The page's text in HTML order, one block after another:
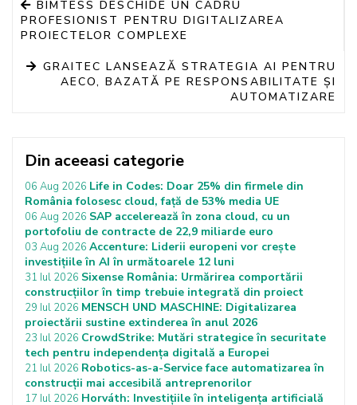
BIMTESS DESCHIDE UN CADRU
PROFESIONIST PENTRU DIGITALIZAREA
PROIECTELOR COMPLEXE
GRAITEC LANSEAZĂ STRATEGIA AI PENTRU
AECO, BAZATĂ PE RESPONSABILITATE ȘI
AUTOMATIZARE
Din aceeasi categorie
06 Aug 2026 Life in Codes: Doar 25% din firmele din
România folosesc cloud, față de 53% media UE
06 Aug 2026 SAP accelerează în zona cloud, cu un
portofoliu de contracte de 22,9 miliarde euro
03 Aug 2026 Accenture: Liderii europeni vor crește
investițiile în AI în următoarele 12 luni
31 Iul 2026 Sixense România: Urmărirea comportării
construcțiilor în timp trebuie integrată din proiect
29 Iul 2026 MENSCH UND MASCHINE: Digitalizarea
proiectării sustine extinderea în anul 2026
23 Iul 2026 CrowdStrike: Mutări strategice în securitate
tech pentru independența digitală a Europei
21 Iul 2026 Robotics-as-a-Service face automatizarea în
construcții mai accesibilă antreprenorilor
17 Iul 2026 Horváth: Investițiile în inteligența artificială